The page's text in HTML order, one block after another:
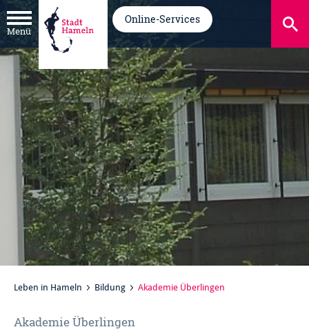
Menü
Online-Services
Leben in Hameln Bildung Akademie Überlingen
Akademie Überlingen